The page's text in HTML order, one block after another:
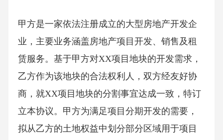
甲方是一家依法注册成立的大型房地产开发企
业，主要业务涵盖房地产项目开发、销售及租
赁服务。基于甲方对XX项目地块的开发需求，
乙方作为该地块的合法权利人，双方经友好协
商，就XX项目地块的分割事宜达成一致，特订
立本协议。甲方为满足项目分期开发的需要，
拟从乙方的土地权益中划分部分区域用于项目